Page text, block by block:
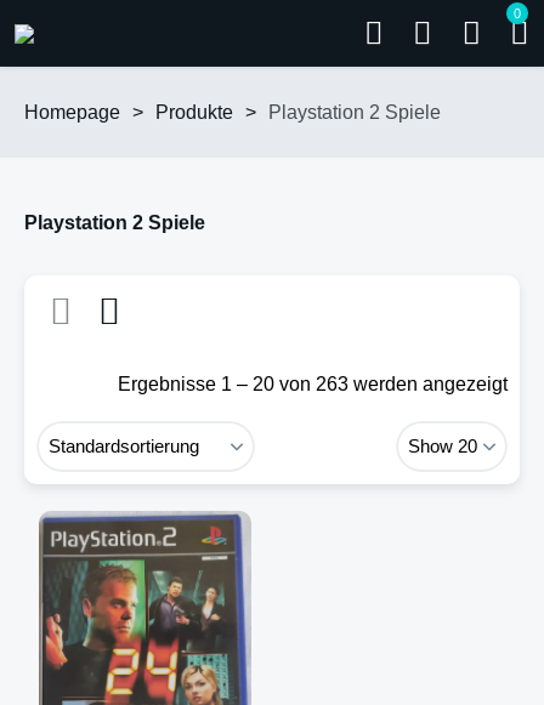
0
Homepage > Produkte > Playstation 2 Spiele
Playstation 2 Spiele
Ergebnisse 1 – 20 von 263 werden angezeigt